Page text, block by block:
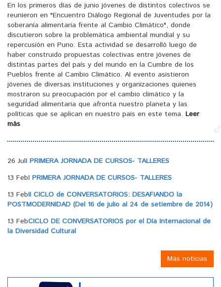
En los primeros días de junio jóvenes de distintos colectivos se
reunieron en "Encuentro Diálogo Regional de Juventudes por la
soberanía alimentaria frente al Cambio Climático", donde
discutieron sobre la problemática ambiental mundial y su
repercusión en Puno. Esta actividad se desarrolló luego de
haber construido propuestas colectivas entre jóvenes de
distintas partes del país y del mundo en la Cumbre de los
Pueblos frente al Cambio Climático. Al evento asistieron
jóvenes de diversas instituciones y organizaciones quienes
mostraron su preocupación por el cambio climático y la
seguridad alimentaria que afronta nuestro planeta y las
políticas que se aplican en nuestro país en este tema. Leer
más
26 JulI PRIMERA JORNADA DE CURSOS- TALLERES
13 FebI PRIMERA JORNADA DE CURSOS- TALLERES
13 FebII CICLO de CONVERSATORIOS: DESAFIANDO la
POSTMODERNIDAD (Del 16 de julio al 24 de setiembre de 2014)
13 FebCICLO DE CONVERSATORIOS por el Día Internacional de
la Diversidad Cultural
Más noticias